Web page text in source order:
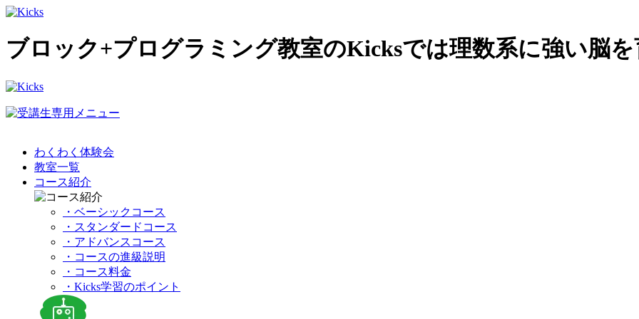
ブロック+プログラミング教室のKicksでは理数系に強い脳
わくわく体験会
教室一覧
コース紹介
・ベーシックコース
・スタンダードコース
・アドバンスコース
・コースの進級説明
・コース料金
・Kicks学習のポイント